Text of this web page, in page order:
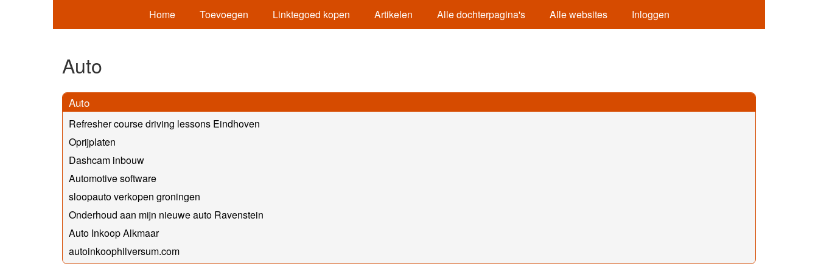
Home Toevoegen Linktegoed kopen Artikelen Alle dochterpagina's Alle websites Inloggen
Auto
Auto
Refresher course driving lessons Eindhoven
Oprijplaten
Dashcam inbouw
Automotive software
sloopauto verkopen groningen
Onderhoud aan mijn nieuwe auto Ravenstein
Auto Inkoop Alkmaar
autoinkoophilversum.com